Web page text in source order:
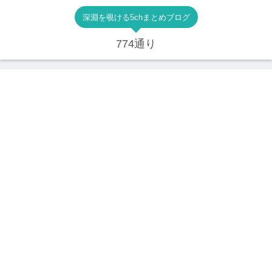
深淵を覗ける5chまとめブログ
774通り